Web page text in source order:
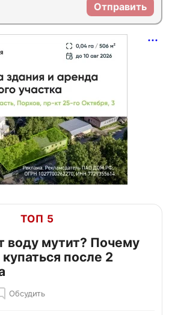
Отправить
ТОП 5
воду мутит? Почему
купаться после 2
Обсудить